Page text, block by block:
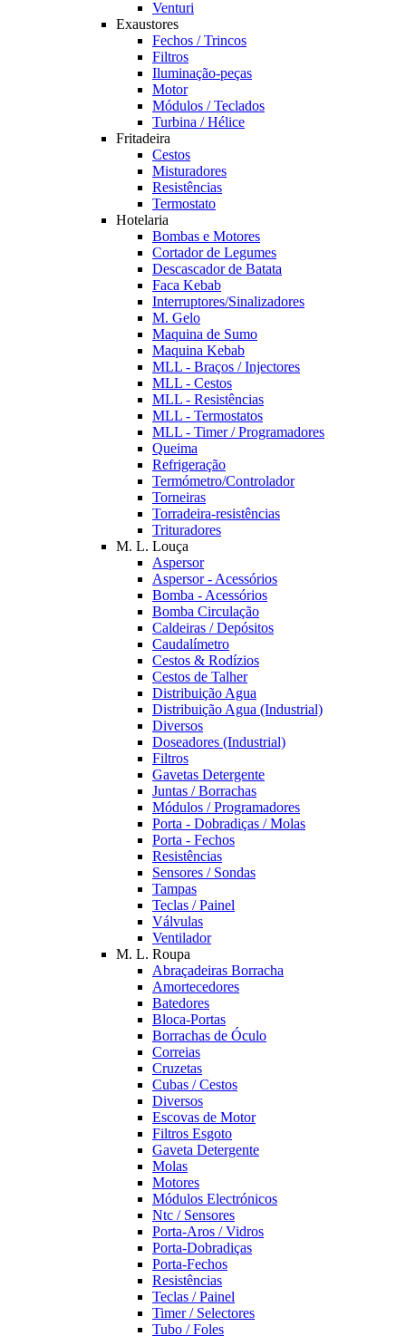
Venturi
Exaustores
Fechos / Trincos
Filtros
Iluminação-peças
Motor
Módulos / Teclados
Turbina / Hélice
Fritadeira
Cestos
Misturadores
Resistências
Termostato
Hotelaria
Bombas e Motores
Cortador de Legumes
Descascador de Batata
Faca Kebab
Interruptores/Sinalizadores
M. Gelo
Maquina de Sumo
Maquina Kebab
MLL - Braços / Injectores
MLL - Cestos
MLL - Resistências
MLL - Termostatos
MLL - Timer / Programadores
Queima
Refrigeração
Termómetro/Controlador
Torneiras
Torradeira-resistências
Trituradores
M. L. Louça
Aspersor
Aspersor - Acessórios
Bomba - Acessórios
Bomba Circulação
Caldeiras / Depósitos
Caudalímetro
Cestos & Rodízios
Cestos de Talher
Distribuição Agua
Distribuição Agua (Industrial)
Diversos
Doseadores (Industrial)
Filtros
Gavetas Detergente
Juntas / Borrachas
Módulos / Programadores
Porta - Dobradiças / Molas
Porta - Fechos
Resistências
Sensores / Sondas
Tampas
Teclas / Painel
Válvulas
Ventilador
M. L. Roupa
Abraçadeiras Borracha
Amortecedores
Batedores
Bloca-Portas
Borrachas de Óculo
Correias
Cruzetas
Cubas / Cestos
Diversos
Escovas de Motor
Filtros Esgoto
Gaveta Detergente
Molas
Motores
Módulos Electrónicos
Ntc / Sensores
Porta-Aros / Vidros
Porta-Dobradiças
Porta-Fechos
Resistências
Teclas / Painel
Timer / Selectores
Tubo / Foles